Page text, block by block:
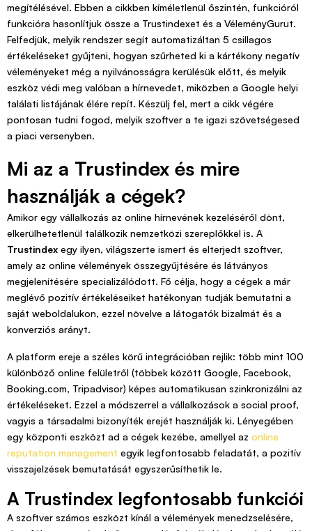
megítélésével. Ebben a cikkben kíméletlenül őszintén, funkcióról
funkcióra hasonlítjuk össze a Trustindexet és a VéleményGurut.
Felfedjük, melyik rendszer segít automatizáltan 5 csillagos
értékeléseket gyűjteni, hogyan szűrheted ki a kártékony negatív
véleményeket még a nyilvánosságra kerülésük előtt, és melyik
eszköz védi meg valóban a hírnevedet, miközben a Google helyi
találati listájának élére repít. Készülj fel, mert a cikk végére
pontosan tudni fogod, melyik szoftver a te igazi szövetségesed
a piaci versenyben.
Mi az a Trustindex és mire
használják a cégek?
Amikor egy vállalkozás az online hírnevének kezeléséről dönt,
elkerülhetetlenül találkozik nemzetközi szereplőkkel is. A
Trustindex egy ilyen, világszerte ismert és elterjedt szoftver,
amely az online vélemények összegyűjtésére és látványos
megjelenítésére specializálódott. Fő célja, hogy a cégek a már
meglévő pozitív értékeléseiket hatékonyan tudják bemutatni a
saját weboldalukon, ezzel növelve a látogatók bizalmát és a
konverziós arányt.
A platform ereje a széles körű integrációban rejlik: több mint 100
különböző online felületről (többek között Google, Facebook,
Booking.com, Tripadvisor) képes automatikusan szinkronizálni az
értékeléseket. Ezzel a módszerrel a vállalkozások a social proof,
vagyis a társadalmi bizonyíték erejét használják ki. Lényegében
egy központi eszközt ad a cégek kezébe, amellyel az online
reputation management egyik legfontosabb feladatát, a pozitív
visszajelzések bemutatását egyszerűsíthetik le.
A Trustindex legfontosabb funkciói
A szoftver számos eszközt kínál a vélemények menedzselésére,